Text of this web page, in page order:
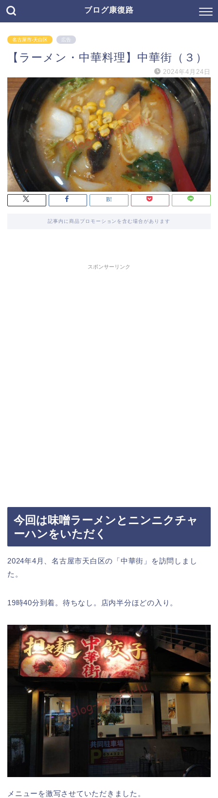
ブログ康復路
名古屋市-天白区 広告
【ラーメン・中華料理】中華街（３）
2024年4月24日
記事内に商品プロモーションを含む場合があります
スポンサーリンク
今回は味噌ラーメンとニンニクチャ
ーハンをいただく
2024年4月、名古屋市天白区の「中華街」を訪問しまし
た。
19時40分到着。待ちなし。店内半分ほどの入り。
メニューを激写させていただきました。